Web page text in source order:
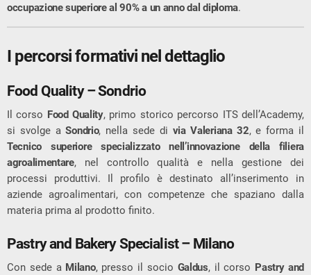
occupazione superiore al 90% a un anno dal diploma.
I percorsi formativi nel dettaglio
Food Quality – Sondrio
Il corso Food Quality, primo storico percorso ITS dell’Academy,
si svolge aSondrio, nella sede di via Valeriana 32, e forma il
Tecnico superiore specializzato nell’innovazione della filiera
agroalimentare, nel controllo qualità e nella gestione dei
processi produttivi. Il profilo è destinato all’inserimento in
aziende agroalimentari, con competenze che spaziano dalla
materia prima al prodotto finito.
Pastry and Bakery Specialist – Milano
Con sede a Milano, presso il socio Galdus, il corso Pastry and